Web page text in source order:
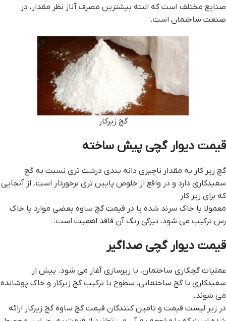
صنایع مختلف است که البته بیشترین مصرف آناز نظر مقدار، در
صنعت ساختمان است.
گچ زیرکار
قيمت ديوار گچي پيش ساخته
گچ زیر کار به مقدار ناچیزی دانه بندی درشت تری نسبت به گچ
سفیدکاری دارد و در واقع از خلوص پایین تری برخوردار است. از آنجایی
که برای زیر کار
معمولا با خاک سرند شده یا در قيمت گچ ساوه بعضی موارد با خاک
رس ترکیب می شود، تیرگی رنگ آن فاقد اهمیت است.
قيمت ديوار گچي صداگير
عملیات گچکاری ساختمان، با زیرسازی آغاز می شود. پیش از
سفیدکاری با گچ ساختمانی، سطوح با ترکیب گچ زیرکار و خاک پوشانده
می شوند.
در زیر لیست قیمت و تامین کنندگان قيمت گچ ساوه گچ زیرکار ارائه